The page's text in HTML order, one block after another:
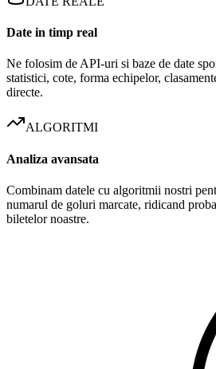
Date in timp real
Ne folosim de API-uri si baze de date
statistici, cote, forma echipelor,
directe.
ALGORITMI
Analiza avansata
Combinam datele cu algoritmii nostri
numarul de goluri marcate, ridicand
biletelor noastre.